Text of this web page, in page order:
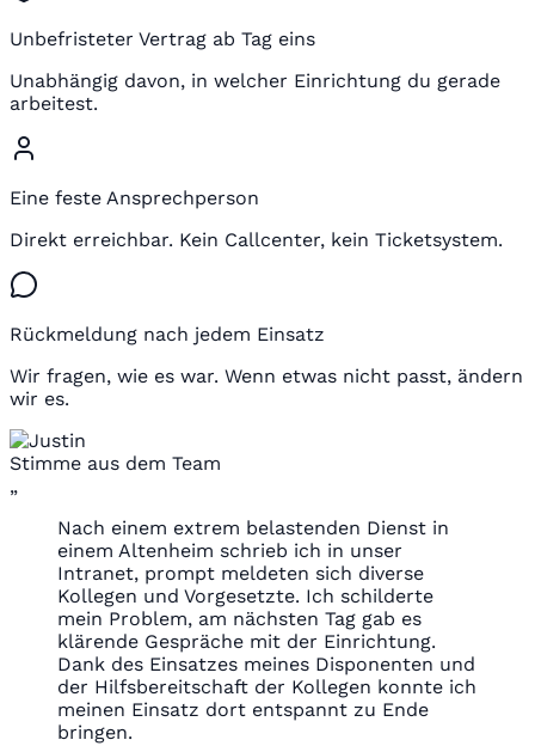
Unbefristeter Vertrag ab Tag eins
Unabhängig davon, in welcher Einrichtung du gerade
arbeitest.
Eine feste Ansprechperson
Direkt erreichbar. Kein Callcenter, kein Ticketsystem.
Rückmeldung nach jedem Einsatz
Wir fragen, wie es war. Wenn etwas nicht passt, ändern
wir es.
Stimme aus dem Team
„
Nach einem extrem belastenden Dienst in
einem Altenheim schrieb ich in unser
Intranet, prompt meldeten sich diverse
Kollegen und Vorgesetzte. Ich schilderte
mein Problem, am nächsten Tag gab es
klärende Gespräche mit der Einrichtung.
Dank des Einsatzes meines Disponenten und
der Hilfsbereitschaft der Kollegen konnte ich
meinen Einsatz dort entspannt zu Ende
bringen.